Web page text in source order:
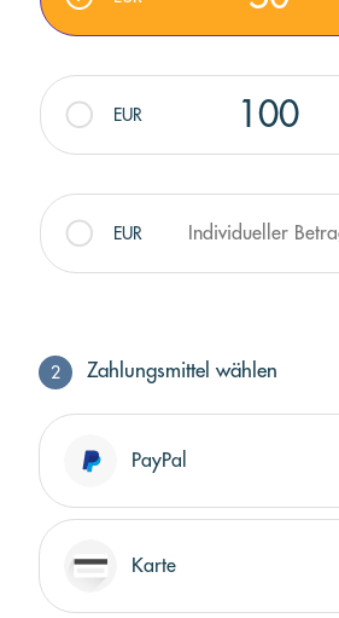
EUR 100
EUR Individueller
2 Zahlungsmittel wählen
Zahlungsmittel wählen
PayPal
Karte